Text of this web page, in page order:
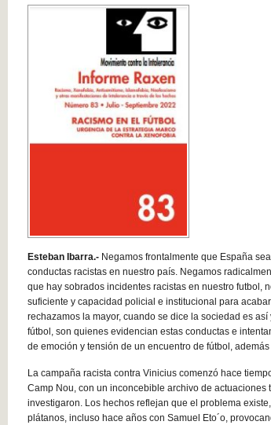
Esteban Ibarra.- Negamos frontalmente que España
conductas racistas en nuestro país. Negamos
que hay sobrados incidentes racistas en nuestro futbol,
suficiente y capacidad policial e institucional para
rechazamos la mayor, cuando se dice la sociedad es
fútbol, son quienes evidencian estas conductas e
de emoción y tensión de un encuentro de fútbol,
La campaña racista contra Vinicius comenzó hace
Camp Nou, con un inconcebible archivo de
investigaron. Los hechos reflejan que el problema
plátanos, incluso hace años con Samuel Eto´o,